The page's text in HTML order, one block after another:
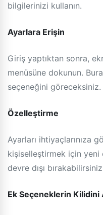
bilgilerinizi kullanın.
Ayarlara Erişin
Giriş yaptıktan sonra,
menüsüne dokunun.
seçeneğini göreceksiniz.
Özelleştirme
Ayarları ihtiyaçlarınıza
kişiselleştirmek için
devre dışı
Ek Seçeneklerin Kilidini